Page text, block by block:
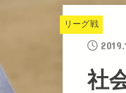
リーグ戦
社